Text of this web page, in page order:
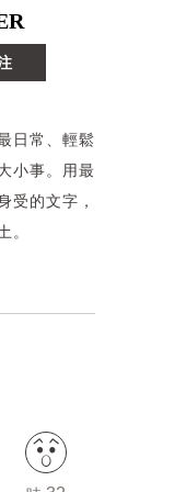
日常、輕鬆
小事。用最
受的文字，
。